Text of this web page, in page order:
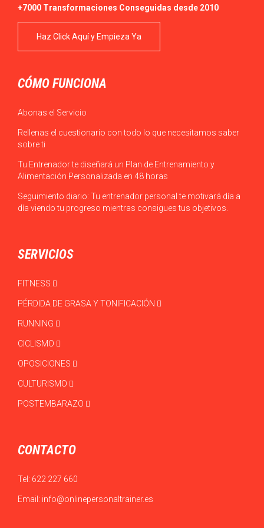
+7000 Transformaciones Conseguidas desde 2010
Haz Click Aquí y Empieza Ya
CÓMO FUNCIONA
Abonas el Servicio
Rellenas el cuestionario con todo lo que necesitamos saber
sobre ti
Tu Entrenador te diseñará un Plan de Entrenamiento y
Alimentación Personalizada en 48 horas
Seguimiento diario: Tu entrenador personal te motivará día a
día viendo tu progreso mientras consigues tus objetivos.
SERVICIOS
FITNESS
PÉRDIDA DE GRASA Y TONIFICACIÓN
RUNNING
CICLISMO
OPOSICIONES
CULTURISMO
POSTEMBARAZO
CONTACTO
Tel: 622 227 660
Email: info@onlinepersonaltrainer.es